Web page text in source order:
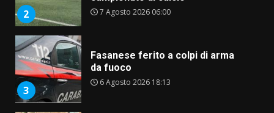
3
6 Agosto 2026 18:13
4
Carta d’identità: continua il piano
di aperture straordinarie del
Comune di Fasano
6 Agosto 2026 14:16